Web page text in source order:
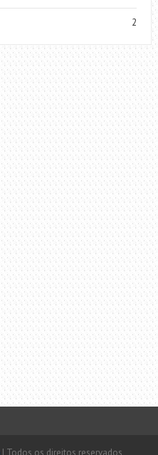
2
| Todos os direitos reservados